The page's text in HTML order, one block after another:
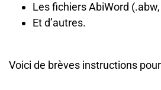
Les fichiers AbiWord
Et d’autres.
Voici de brèves instructions